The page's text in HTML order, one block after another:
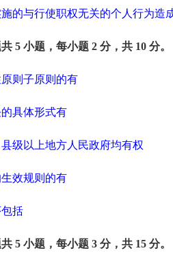
的与行使职权无关的个人行为造
5 小题，每小题 2 分，共 10 分。
则子原则的有
具体形式有
级以上地方人民政府均有权
效规则的有
括
5 小题，每小题 3 分，共 15 分。